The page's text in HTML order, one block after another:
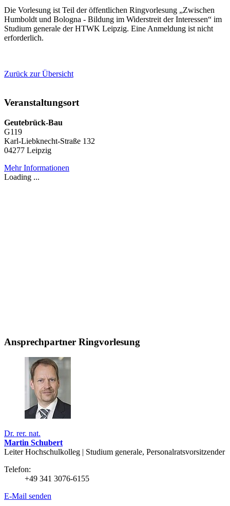
Die Vorlesung ist Teil der öffentlichen Ringvorlesung „Zwischen
Humboldt und Bologna - Bildung im Widerstreit der Interessen“ im
Studium generale der HTWK Leipzig. Eine Anmeldung ist nicht
erforderlich.
Zurück zur Übersicht
Veranstaltungsort
Geutebrück-Bau
G119
Karl-Liebknecht-Straße 132
04277 Leipzig
Mehr Informationen
Loading ...
Ansprechpartner Ringvorlesung
Dr. rer. nat.
Martin Schubert
Leiter Hochschulkolleg | Studium generale, Personalratsvorsitzender
Telefon:
+49 341 3076-6155
E-Mail senden